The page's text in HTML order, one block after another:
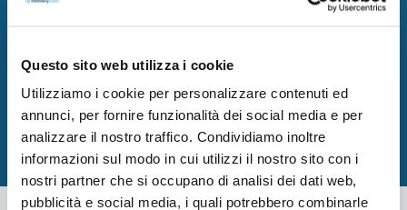
Questo sito web utilizza i cookie
Utilizziamo i cookie per personalizzare contenuti ed
annunci, per fornire funzionalità dei social media e per
analizzare il nostro traffico. Condividiamo inoltre
informazioni sul modo in cui utilizzi il nostro sito con i
nostri partner che si occupano di analisi dei dati web,
pubblicità e social media, i quali potrebbero combinarle